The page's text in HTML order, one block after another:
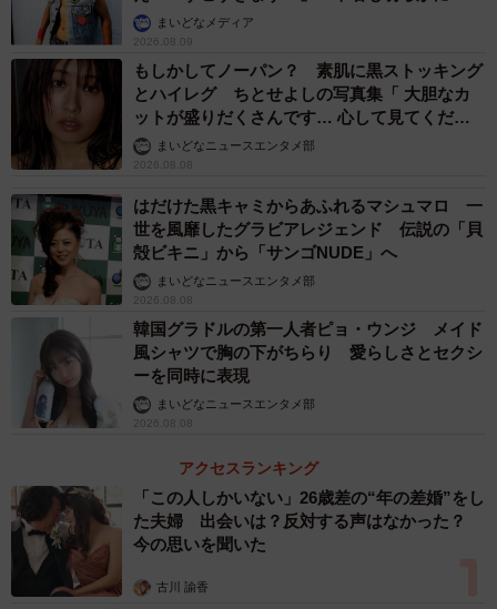
クリ。自分が一番驚きました。そんなことってあるのかな
って。撮影時期が近付くにつれて、本当に私が務めるんだ
という実感が込み上げます。皆さんが毎朝見てくださるド
ラマですから、プレッシャーももちろんあります。友人た
ちからも『絶対に見るね！』と言われたりして」と緊張す
るが、ここでもバレエ経験が役立ちそうだ。
2023年は"笑"の1年に
演じるのは梅丸少女歌劇団（USK）に入団し、その後歌手
の道を歩み戦後のスターとなる花田鈴子。撮影準備として
趣里はボイストレーニングやダンスレッスンに汗を流して
いる。「それこそ踊りが沢山出てくるので、ここにもバレ
エが繋がってきたかと思うと、どんな経験も無駄ではない
と実感しています」としみじみ。
飛躍の年になるであろう今年2023年のモットーは“笑”だと
いう。「笑っていればなんとかなるという精神で、辛い時
でも面白いことを思い出して笑ってなんとかやっていきた
い」と抱負を述べながら「あの時の自分に言葉を贈るとす
るならば“大丈夫だよ！”と言ってあげたいです。怪我をして
まいどなメディア
2026.08.09
もしかしてノーパン？ 素肌に黒ストッキング
とハイレグ ちとせよしの写真集「 大胆なカ
ットが盛りだくさんです… 心して見てくださ
い」まいどなニュースエンタメ部
2026.08.08
はだけた黒キャミからあふれるマシュマロ 一
世を風靡したグラビアレジェンド 伝説の「貝
殻ビキニ」から「サンゴNUDE」へ
まいどなニュースエンタメ部
2026.08.08
韓国グラドルの第一人者ピョ・ウンジ メイド
風シャツで胸の下がちらり 愛らしさとセクシ
ーを同時に表現
まいどなニュースエンタメ部
2026.08.08
アクセスランキング
「この人しかいない」26歳差の“年の差婚”をし
た夫婦 出会いは？反対する声はなかった？
今の思いを聞いた
古川 諭香